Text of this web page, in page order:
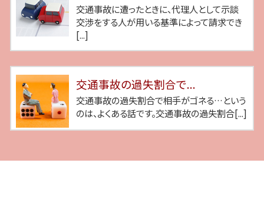
交通事故に遭ったときに、代理人として示談
交渉をする人が用いる基準によって請求でき
[...]
交通事故の過失割合で...
交通事故の過失割合で相手がゴネる…という
のは、よくある話です。交通事故の過失割合[...]